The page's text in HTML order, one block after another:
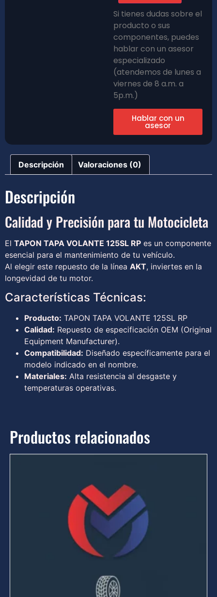
Si tienes dudas sobre el
producto o sus
componentes, puedes
hablar con un asesor
especializado
(atendemos de lunes a
viernes de 8 a.m. a
5p.m.)
Hablar con un
asesor
Descripción Valoraciones (0)
Descripción
Calidad y Precisión para tu Motocicleta
El TAPON TAPA VOLANTE 125SL RP es un componente
esencial para el mantenimiento de tu vehículo.
Al elegir este repuesto de la línea AKT, inviertes en la
longevidad de tu motor.
Características Técnicas:
Producto: TAPON TAPA VOLANTE 125SL RP
Calidad: Repuesto de especificación OEM (Original
Equipment Manufacturer).
Compatibilidad: Diseñado específicamente para el
modelo indicado en el nombre.
Materiales: Alta resistencia al desgaste y
temperaturas operativas.
Productos relacionados